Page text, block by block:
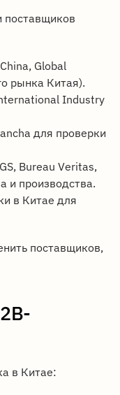
поставщиков
Global
рынка Китая).
Industry
для проверки
Bureau Veritas,
и производства.
в Китае для
поставщиков,
в Китае: